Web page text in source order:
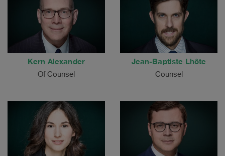
Kern Alexander
Of Counsel
Jean-Baptiste Lhôte
Counsel